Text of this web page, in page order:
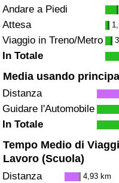
Andare a Piedi
Attesa
Viaggio in Treno/Metro
In Totale
Media usando
Distanza
Guidare l'Automobile
In Totale
Tempo Medio di
Lavoro (Scuola)
Distanza 4,93 km
Indice del traffico per